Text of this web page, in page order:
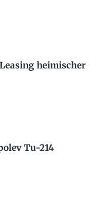
heimischer
Tu-214